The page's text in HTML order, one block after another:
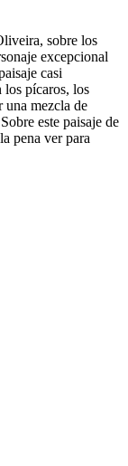
sobre los
excepcional
casi
los pícaros, los
una mezcla de
este paisaje de
pena ver para